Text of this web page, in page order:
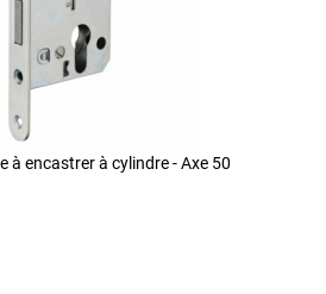
à encastrer à cylindre - Axe 50